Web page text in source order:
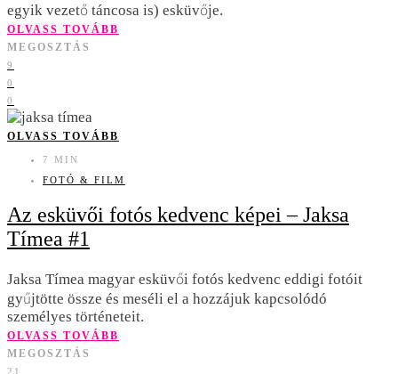
egyik vezető táncosa is) esküvője.
OLVASS TOVÁBB
MEGOSZTÁS
9
0
0
OLVASS TOVÁBB
7 MIN
FOTÓ & FILM
Az esküvői fotós kedvenc képei – Jaksa
Tímea #1
Jaksa Tímea magyar esküvői fotós kedvenc eddigi fotóit
gyűjtötte össze és meséli el a hozzájuk kapcsolódó
személyes történeteit.
OLVASS TOVÁBB
MEGOSZTÁS
21